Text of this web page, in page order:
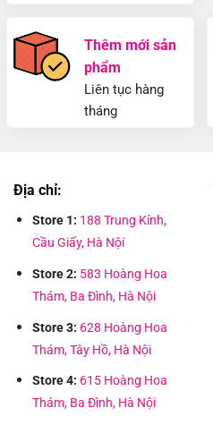
Thêm mới sản
phẩm
Liên tục hàng
tháng
Địa chỉ:
Store 1: 188 Trung Kính,
Cầu Giấy, Hà Nội
Store 2: 583 Hoàng Hoa
Thám, Ba Đình, Hà Nội
Store 3: 628 Hoàng Hoa
Thám, Tây Hồ, Hà Nội
Store 4: 615 Hoàng Hoa
Thám, Ba Đình, Hà Nội